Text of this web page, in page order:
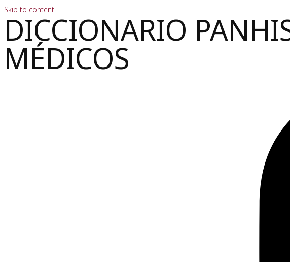
Skip to content
DICCIONARIO
MÉDICOS